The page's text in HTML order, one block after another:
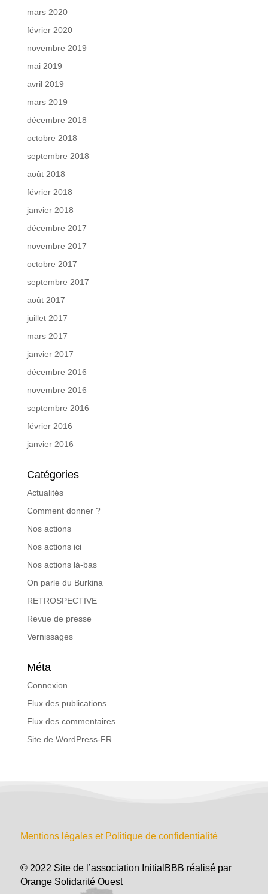
mars 2020
février 2020
novembre 2019
mai 2019
avril 2019
mars 2019
décembre 2018
octobre 2018
septembre 2018
août 2018
février 2018
janvier 2018
décembre 2017
novembre 2017
octobre 2017
septembre 2017
août 2017
juillet 2017
mars 2017
janvier 2017
décembre 2016
novembre 2016
septembre 2016
février 2016
janvier 2016
Catégories
Actualités
Comment donner ?
Nos actions
Nos actions ici
Nos actions là-bas
On parle du Burkina
RETROSPECTIVE
Revue de presse
Vernissages
Méta
Connexion
Flux des publications
Flux des commentaires
Site de WordPress-FR
Mentions légales et Politique de confidentialité
© 2022 Site de l’association InitialBBB réalisé par
Orange Solidarité Ouest